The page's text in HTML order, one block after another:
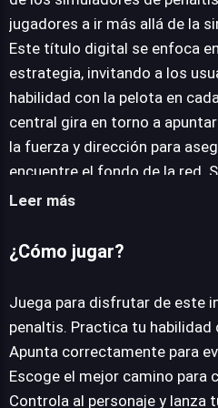
JUEGALO
jugadores a ir más allá de la
Este título digital se enfoca
estrategia, invitando a los
habilidad con la pelota en
central gira en torno a
la fuerza y dirección para
encuentre el fondo de la red. Sin embargo, el camino
hacia la victoria en Cool Goal
"enemigos" estratégicamente
adición transforma cada
tiempo real, donde la
decisiones rápidas son tan
puntería. Cada nivel presenta
desafío, aumentando
Leer más
¿Cómo jugar?
Juega para disfrutar de este
penaltis. Practica tu habilidad
Apunta correctamente para
Escoge el mejor camino para
Controla al personaje y lanza